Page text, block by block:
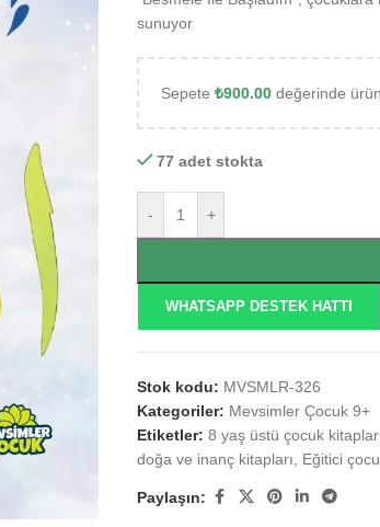
sunuyor
Sepete ₺900.00 değerinde
77 adet stokta
- +
WHATSAPP DESTEK HATTI
Stok kodu: MVSMLR-326
Kategoriler: Mevsimler Çocuk 9+
Etiketler: 8 yaş üstü çocuk
doğa ve inanç kitapları
Eğitici
Paylaşın: